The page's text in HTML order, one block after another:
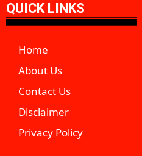
QUICK LINKS
Home
About Us
Contact Us
Disclaimer
Privacy Policy